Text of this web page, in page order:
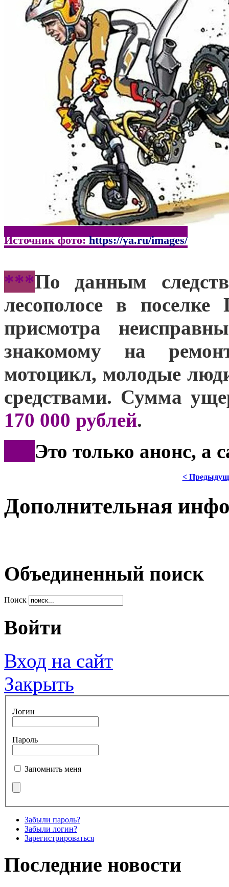
Источник фото:https://ya.ru/images/
***По данным
лесополосе в поселке
присмотра
знакомому на
мотоцикл, молодые
средствами. Сумма
170 000 рублей.
Это только анонс, а
<
Дополнительная
Объединенный поиск
Поиск
Войти
Вход на сайт
Закрыть
Логин
Пароль
Запомнить меня
Забыли пароль?
Забыли логин?
Зарегистрироваться
Последние новости